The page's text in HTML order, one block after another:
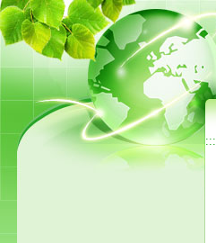
:::